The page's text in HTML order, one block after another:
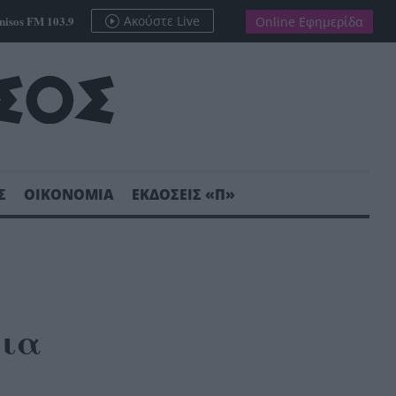
FM 103.9 Ακούστε Live Online Εφημερίδα
ΟΙΚΟΝΟΜΙΑ ΕΚΔΟΣΕΙΣ «Π»